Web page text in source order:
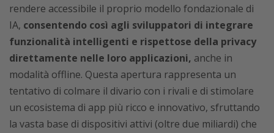
rendere accessibile il proprio modello fondazionale di
IA, consentendo così agli sviluppatori di integrare
funzionalità intelligenti e rispettose della privacy
direttamente nelle loro applicazioni, anche in
modalità offline. Questa apertura rappresenta un
tentativo di colmare il divario con i rivali e di stimolare
un ecosistema di app più ricco e innovativo, sfruttando
la vasta base di dispositivi attivi (oltre due miliardi) che